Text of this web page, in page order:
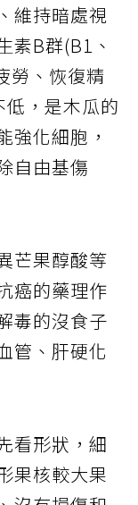
維持暗處視
素B群(B1、
勞、恢復精
，是木瓜的
強化細胞，
自由基傷
芒果醇酸等
癌的藥理作
毒的沒食子
管、肝硬化
看形狀，細
果核較大果